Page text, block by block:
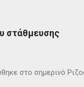
στάθμευσης
στο σημερινό